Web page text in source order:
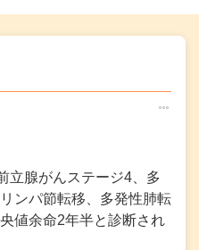
○ ○ ○
立腺がんステージ4、多
ンパ節転移、多発性肺転
値余命2年半と診断され